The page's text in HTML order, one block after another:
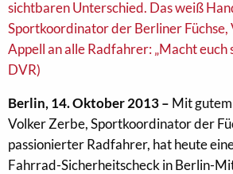
Berlin, 14. Oktober 2013 – Mit
Volker Zerbe, Sportkoordinator der
passionierter Radfahrer, hat heute
Fahrrad-Sicherheitscheck in Berlin-